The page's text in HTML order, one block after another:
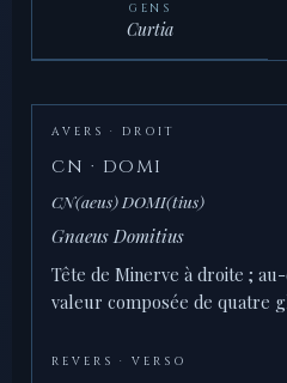
GENS
Curtia
AVERS · DROIT
CN · DOMI
CN(aeus) DOMI(tius)
Gnaeus Domitius
Tête de Minerve à droite ;
valeur composée de quatre
REVERS · VERSO